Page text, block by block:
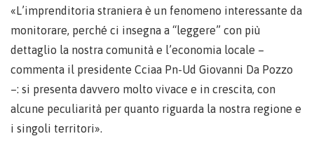
«L’imprenditoria straniera è un fenomeno interessante da
monitorare, perché ci insegna a “leggere” con più
dettaglio la nostra comunità e l’economia locale –
commenta il presidente Cciaa Pn-Ud Giovanni Da Pozzo
–: si presenta davvero molto vivace e in crescita, con
alcune peculiarità per quanto riguarda la nostra regione e
i singoli territori».